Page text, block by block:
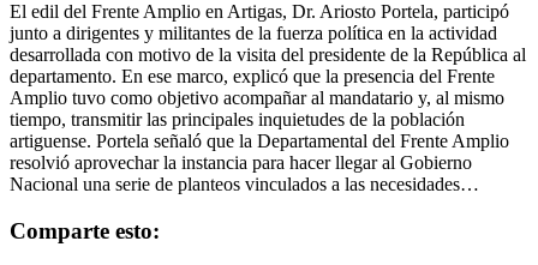
El edil del Frente Amplio en Artigas, Dr. Ariosto Portela, participó
junto a dirigentes y militantes de la fuerza política en la actividad
desarrollada con motivo de la visita del presidente de la República al
departamento. En ese marco, explicó que la presencia del Frente
Amplio tuvo como objetivo acompañar al mandatario y, al mismo
tiempo, transmitir las principales inquietudes de la población
artiguense. Portela señaló que la Departamental del Frente Amplio
resolvió aprovechar la instancia para hacer llegar al Gobierno
Nacional una serie de planteos vinculados a las necesidades…
Comparte esto: